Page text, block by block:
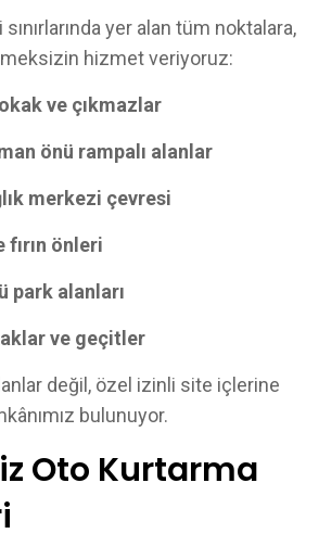
yer alan tüm noktalara,
hizmet veriyoruz:
ve çıkmazlar
önü rampalı alanlar
merkezi çevresi
önleri
park alanları
ve geçitler
değil, özel izinli site içlerine
bulunuyor.
Oto Kurtarma